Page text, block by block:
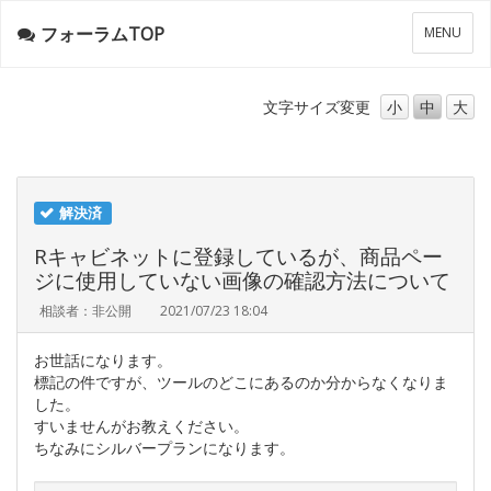
メ
ニ
ー
MENU
フォーラムTOP
文字サイズ変更 小 中 大
解決済
Rキャビネットに登録しているが、商品ペー
ジに使用していない画像の確認方法について
相談者：非公開 2021/07/23 18:04
お世話になります。
標記の件ですが、ツールのどこにあるのか分からなくなりま
した。
すいませんがお教えください。
ちなみにシルバープランになります。